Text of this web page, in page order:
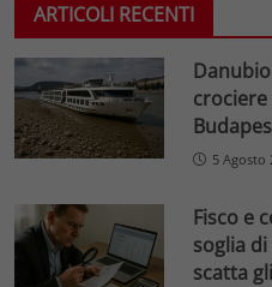
ARTICOLI RECENTI
5 Agosto
Fisco e
soglia
scatta